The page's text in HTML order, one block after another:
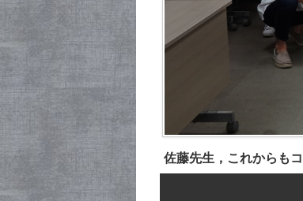
佐藤先生，これからも